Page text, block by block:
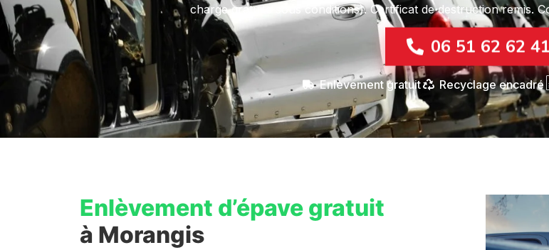
charge gratuite sous conditions). Certificat de destruction remis.
06 51 62 62 41
Enlèvement gratuit Recyclage encadré
Enlèvement d’épave gratuit
à Morangis